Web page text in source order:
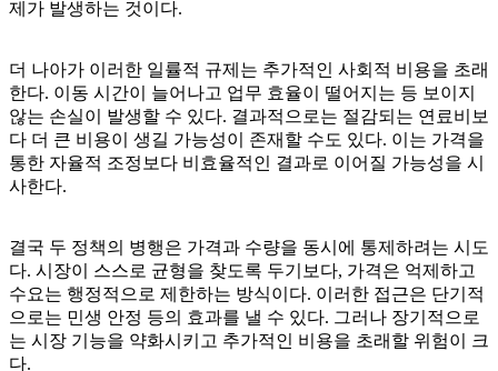
제가 발생하는 것이다.
더 나아가 이러한 일률적 규제는 추가적인 사회적 비용을 초래
한다. 이동 시간이 늘어나고 업무 효율이 떨어지는 등 보이지
않는 손실이 발생할 수 있다. 결과적으로는 절감되는 연료비보
다 더 큰 비용이 생길 가능성이 존재할 수도 있다. 이는 가격을
통한 자율적 조정보다 비효율적인 결과로 이어질 가능성을 시
사한다.
결국 두 정책의 병행은 가격과 수량을 동시에 통제하려는 시도
다. 시장이 스스로 균형을 찾도록 두기보다, 가격은 억제하고
수요는 행정적으로 제한하는 방식이다. 이러한 접근은 단기적
으로는 민생 안정 등의 효과를 낼 수 있다. 그러나 장기적으로
는 시장 기능을 약화시키고 추가적인 비용을 초래할 위험이 크
다.